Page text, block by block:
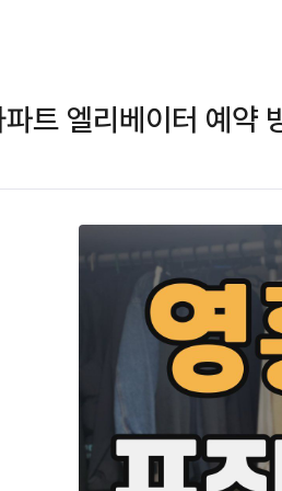
트 엘리베이터 예약